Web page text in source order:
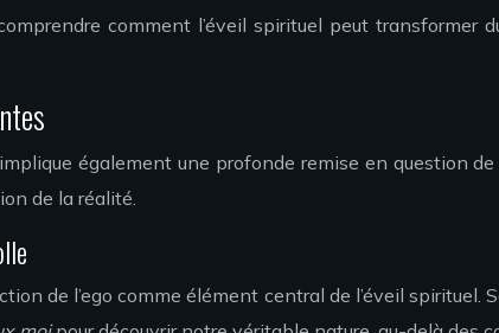
comment l’éveil spirituel peut
également une profonde remise en
de la réalité.
de l’ego comme élément central de l’éveil